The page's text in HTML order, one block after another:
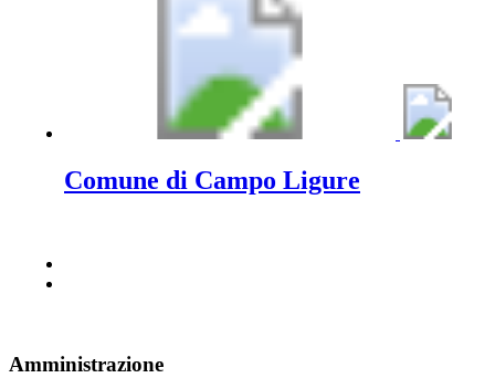
Comune di Campo Ligure
Amministrazione